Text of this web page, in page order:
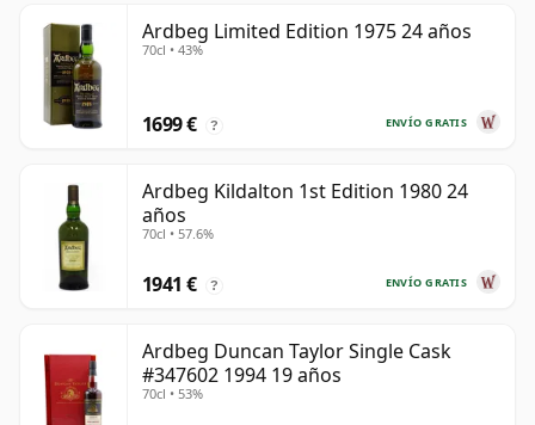
Ardbeg Limited Edition 1975 24 años
70cl • 43%
ENVÍO GRATIS
1699 € ?
Ardbeg Kildalton 1st Edition 1980 24
años
70cl • 57.6%
ENVÍO GRATIS
1941 € ?
Ardbeg Duncan Taylor Single Cask
#347602 1994 19 años
70cl • 53%